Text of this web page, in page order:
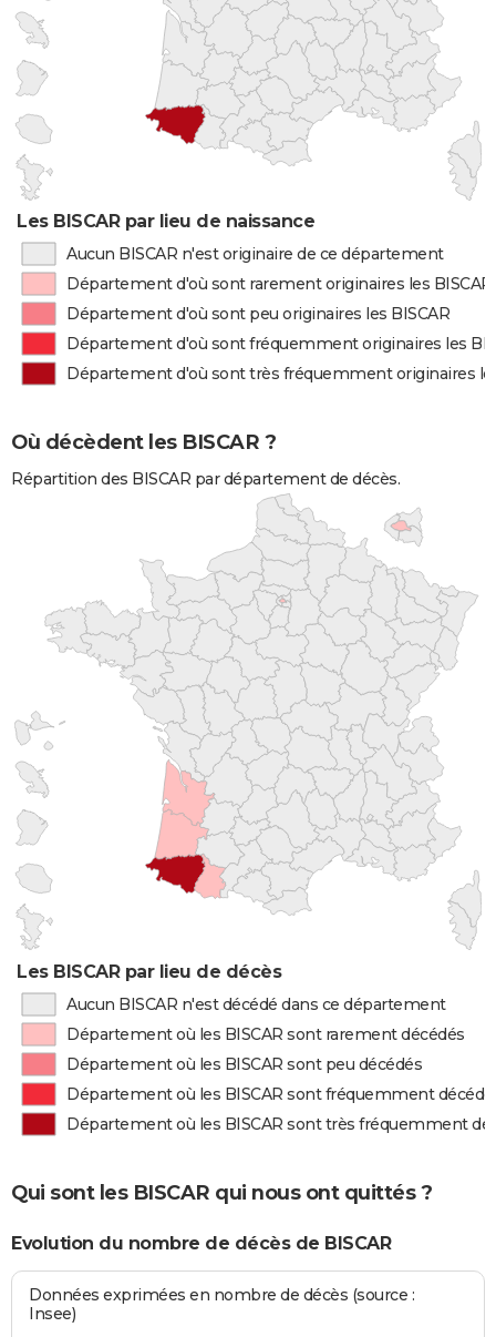
Les BISCAR par lieu de naissance
Aucun BISCAR n'est originaire de ce département
Département d'où sont rarement originaires les BISCAR
Département d'où sont peu originaires les BISCAR
Département d'où sont fréquemment originaires les
Département d'où sont très fréquemment originaires
Où décèdent les BISCAR ?
Répartition des BISCAR par département de décès.
Les BISCAR par lieu de décès
Aucun BISCAR n'est décédé dans ce département
Département où les BISCAR sont rarement décédés
Département où les BISCAR sont peu décédés
Département où les BISCAR sont fréquemment
Département où les BISCAR sont très fréquemment
Qui sont les BISCAR qui nous ont quittés ?
Evolution du nombre de décès de BISCAR
Données exprimées en nombre de décès (source :
Insee)